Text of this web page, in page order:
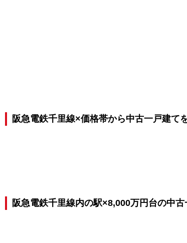
阪急電鉄千里線×価格帯から中古一戸建て
阪急電鉄千里線内の駅×8,000万円台の中